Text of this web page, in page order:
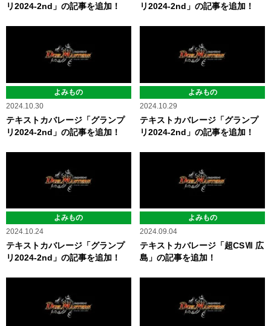
リ2024-2nd」の記事を追加！
リ2024-2nd」の記事を追加！
よみもの
2024.10.30
テキストカバレージ「グランプ
リ2024-2nd」の記事を追加！
よみもの
2024.10.29
テキストカバレージ「グランプ
リ2024-2nd」の記事を追加！
よみもの
2024.10.24
テキストカバレージ「グランプ
リ2024-2nd」の記事を追加！
よみもの
2024.09.04
テキストカバレージ「超CSⅦ 広
島」の記事を追加！